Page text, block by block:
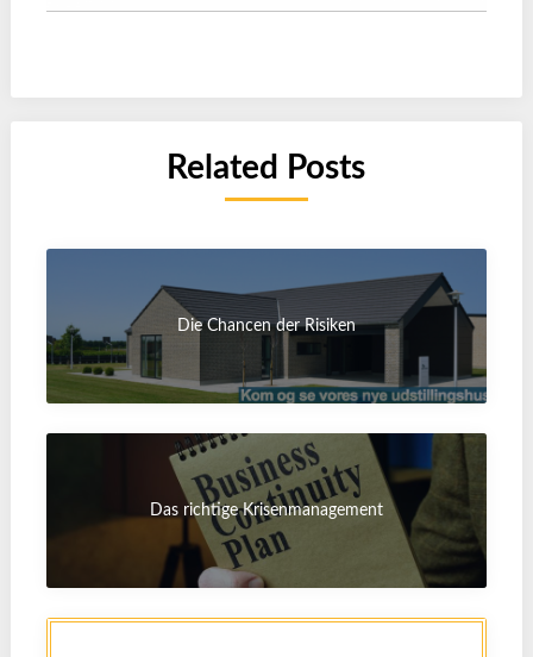
Related Posts
Die Chancen der Risiken
Das richtige Krisenmanagement